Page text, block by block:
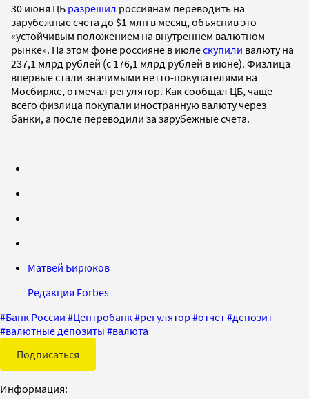
30 июня ЦБ разрешил россиянам переводить на
зарубежные счета до $1 млн в месяц, объяснив это
«устойчивым положением на внутреннем валютном
рынке». На этом фоне россияне в июлескупили валюту на
237,1 млрд рублей (с 176,1 млрд рублей в июне). Физлица
впервые стали значимыми нетто-покупателями на
Мосбирже, отмечал регулятор. Как сообщал ЦБ, чаще
всего физлица покупали иностранную валюту через
банки, а после переводили за зарубежные счета.
Матвей Бирюков
Редакция Forbes
#Банк России #Центробанк#регулятор #отчет#депозит
#валютные депозиты #валюта
Подписаться
Информация: